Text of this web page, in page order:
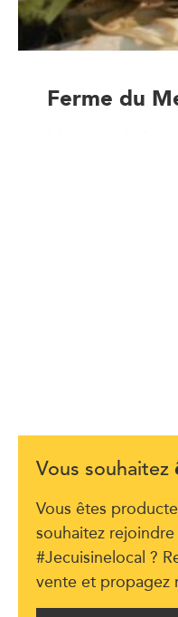
Ferme du
Vous souhaitez
Vous êtes
souhaitez
#Jecuisinelocal ?
vente et propagez